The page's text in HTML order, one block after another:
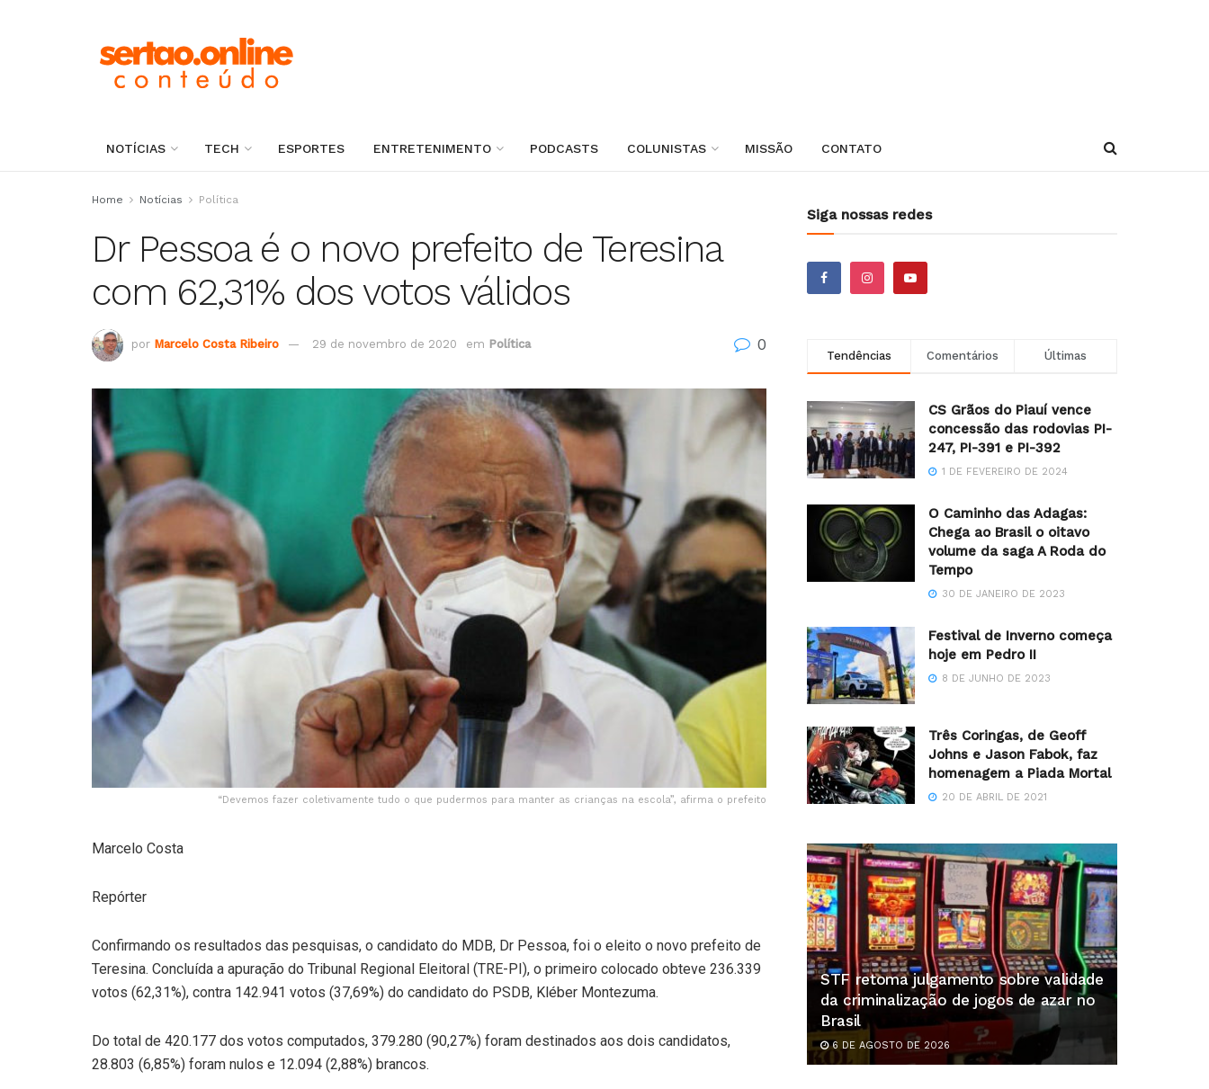
NOTÍCIAS TECH ESPORTES ENTRETENIMENTO PODCASTS COLUNISTAS MISSÃO CONTATO
Home Notícias Política
Dr Pessoa é o novo prefeito de Teresina
com 62,31% dos votos válidos
por Marcelo Costa Ribeiro 29 de novembro de 2020 em Política 0
“Devemos fazer coletivamente tudo o que pudermos para manter as crianças na escola”, afirma o prefeito
Marcelo Costa
Repórter
Confirmando os resultados das pesquisas, o candidato do MDB, Dr Pessoa, foi o eleito o novo prefeito de
Teresina. Concluída a apuração do Tribunal Regional Eleitoral (TRE-PI), o primeiro colocado obteve 236.339
votos (62,31%), contra 142.941 votos (37,69%) do candidato do PSDB, Kléber Montezuma.
Do total de 420.177 dos votos computados, 379.280 (90,27%) foram destinados aos dois candidatos,
28.803 (6,85%) foram nulos e 12.094 (2,88%) brancos.
Siga nossas redes
Tendências Comentários Últimas
CS Grãos do Piauí vence
concessão das rodovias PI-
247, PI-391 e PI-392
1 DE FEVEREIRO DE 2024
O Caminho das Adagas:
Chega ao Brasil o oitavo
volume da saga A Roda do
Tempo
30 DE JANEIRO DE 2023
Festival de Inverno começa
hoje em Pedro II
8 DE JUNHO DE 2023
Três Coringas, de Geoff
Johns e Jason Fabok, faz
homenagem a Piada Mortal
20 DE ABRIL DE 2021
STF retoma julgamento sobre validade
da criminalização de jogos de azar no
Brasil
6 DE AGOSTO DE 2026